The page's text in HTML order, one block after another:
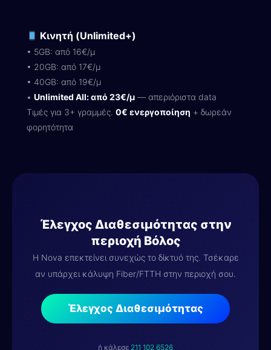
Κινητή (Unlimited+)
• 5GB: από 16€/μ
• 20GB: από 17€/μ
• 40GB: από 19€/μ
• Unlimited All: από 23€/μ — απεριόριστα data
Τιμές για 3+ γραμμές. 0€ ενεργοποίηση + δωρεάν
φορητότητα
Έλεγχος Διαθεσιμότητας στην
περιοχή Βόλος
Η Nova επεκτείνει συνεχώς το δίκτυό της. Τσέκαρε
αν υπάρχει κάλυψη Fiber/FTTH στην περιοχή σου.
Έλεγχος Διαθεσιμότητας
ή κάλεσε 211 102 6526